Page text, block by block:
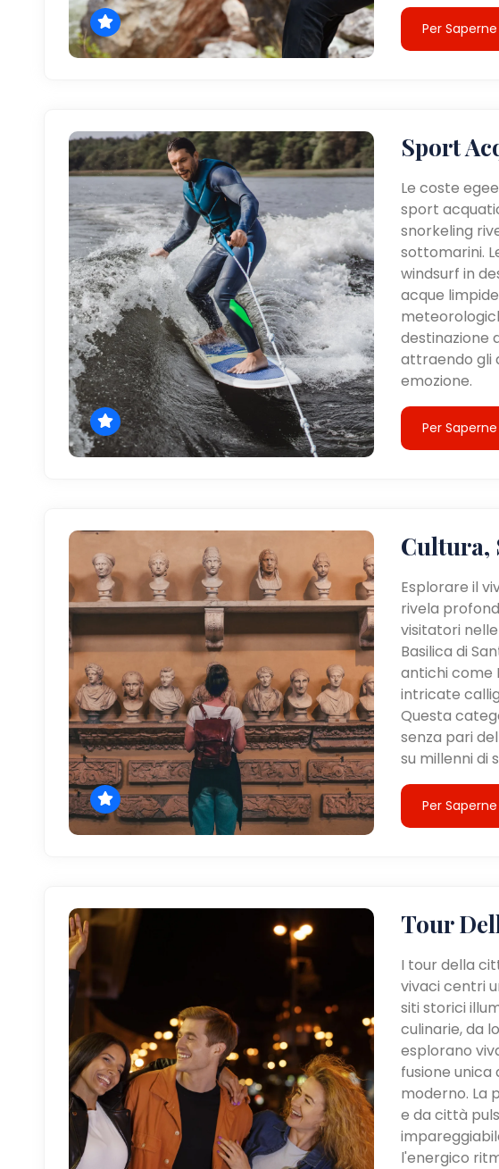
Per Saperne
Sport
Le coste
sport
snorkeling
sottomarini.
windsurf in
acque
destinazione
attraendo gli
emozione.
Per Saperne
Cultura,
Esplorare il
rivela
visitatori
Basilica di
antichi come
intricate
Questa
senza pari
su millenni di
Per Saperne
Tour
I tour della
vivaci centri
siti storici
culinarie, da
esplorano
fusione
moderno. La
e da città
l'energico